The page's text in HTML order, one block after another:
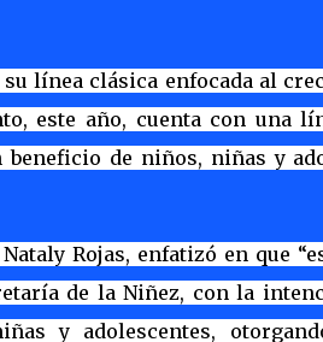
su línea clásica enfocada al
este año, cuenta con una
de niños, niñas y
Rojas, enfatizó en que
de la Niñez, con la
y adolescentes,